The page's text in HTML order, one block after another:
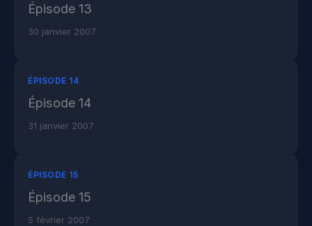
Épisode 13
30 janvier 2007
ÉPISODE 14
Épisode 14
31 janvier 2007
ÉPISODE 15
Épisode 15
5 février 2007